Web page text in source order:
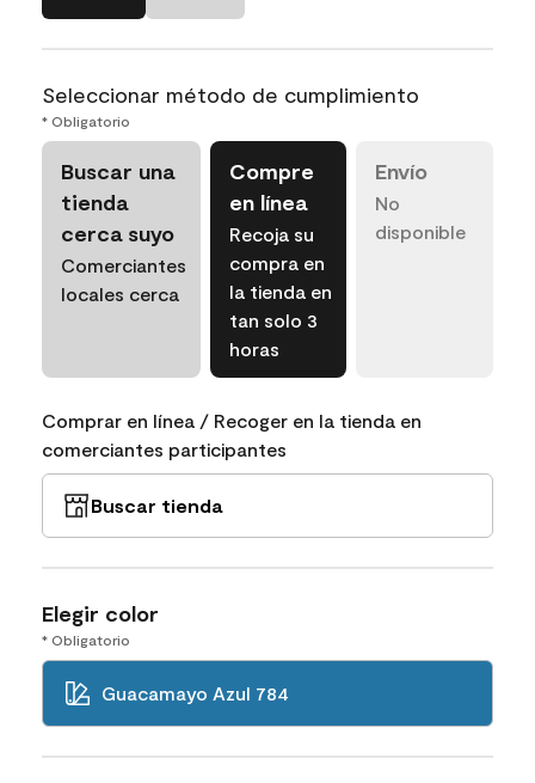
Seleccionar método de cumplimiento
* Obligatorio
Buscar una
tienda
cerca suyo
Comerciantes
locales cerca
Compre
en línea
Recoja su
compra en
la tienda en
tan solo 3
horas
Envío
No
disponible
Comprar en línea / Recoger en la tienda en
comerciantes participantes
Buscar tienda
Elegir color
* Obligatorio
Guacamayo Azul 784